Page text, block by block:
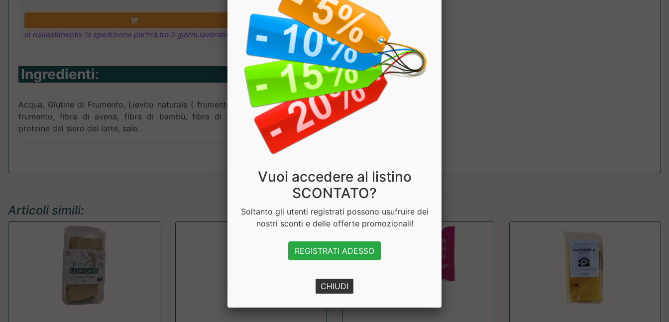
in riallestimento: la spedizione partirà tra 5 giorni lavorativi
Ingredienti:
Acqua, Glutine di Frumento, Lievito naturale ( frumento, acqua), inulina, fibra di
frumento, fibra di avena, fibra di bambù, fibra di psyllium, lievito di birra,
proteine del siero del latte, sale.
Articoli simili:
Vuoi accedere al listino
SCONTATO?
Soltanto gli utenti registrati possono usufruire dei
nostri sconti e delle offerte promozionali!
REGISTRATI ADESSO
CHIUDI